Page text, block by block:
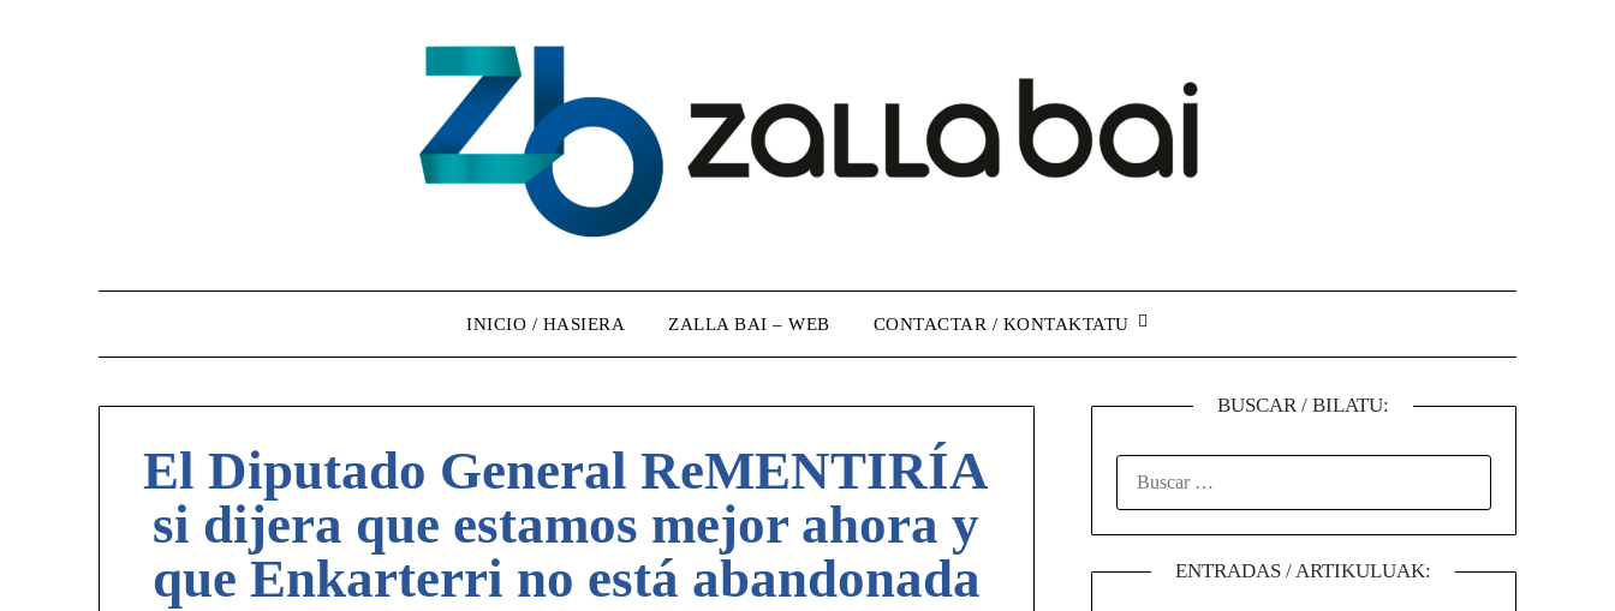
INICIO / HASIERA ZALLA BAI – WEB CONTACTAR / KONTAKTATU
El Diputado General ReMENTIRÍA
si dijera que estamos mejor ahora y
que Enkarterri no está abandonada
BUSCAR / BILATU:
ENTRADAS / ARTIKULUAK: